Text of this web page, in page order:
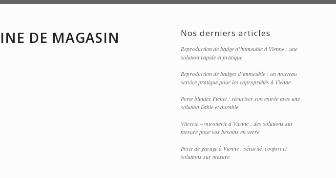
DE MAGASIN Nos derniers articles
Reproduction de badge d’immeuble à Vienne : une
solution rapide et pratique
Reproduction de badges d’immeuble : un nouveau
service pratique pour les copropriétés à Vienne
Porte blindée Fichet : sécuriser son entrée avec une
solution fiable et durable
Vitrerie – miroiterie à Vienne : des solutions sur
mesure pour vos besoins en verre
Porte de garage à Vienne : sécurité, confort et
solutions sur mesure